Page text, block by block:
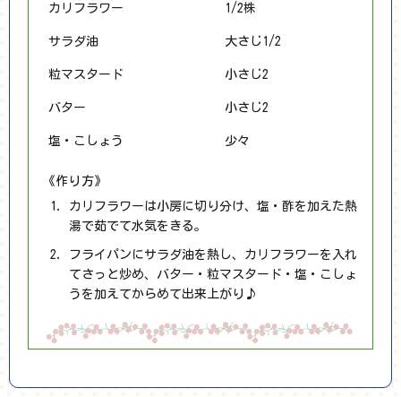
カリフラワー 1/2株
サラダ油 大さじ1/2
粒マスタード 小さじ2
バター 小さじ2
塩・こしょう 少々
《作り方》
カリフラワーは小房に切り分け、塩・酢を加えた熱
湯で茹でて水気をきる。
フライパンにサラダ油を熱し、カリフラワーを入れ
てさっと炒め、バター・粒マスタード・塩・こしょ
うを加えてからめて出来上がり♪